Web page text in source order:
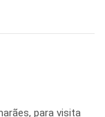
para visita